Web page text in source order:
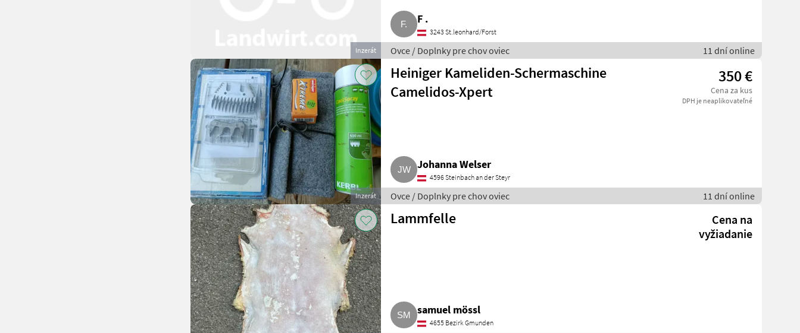
Inzerát
F .
3243 St.leonhard/Forst
Ovce / Doplnky pre chov oviec 11 dní online
Inzerát
Heiniger Kameliden-Schermaschine
Camelidos-Xpert
350 €
Cena za kus
DPH je neaplikovateľné
Johanna Welser
4596 Steinbach an der Steyr
Ovce / Doplnky pre chov oviec 11 dní online
Lammfelle
Cena na
vyžiadanie
samuel mössl
4655 Bezirk Gmunden